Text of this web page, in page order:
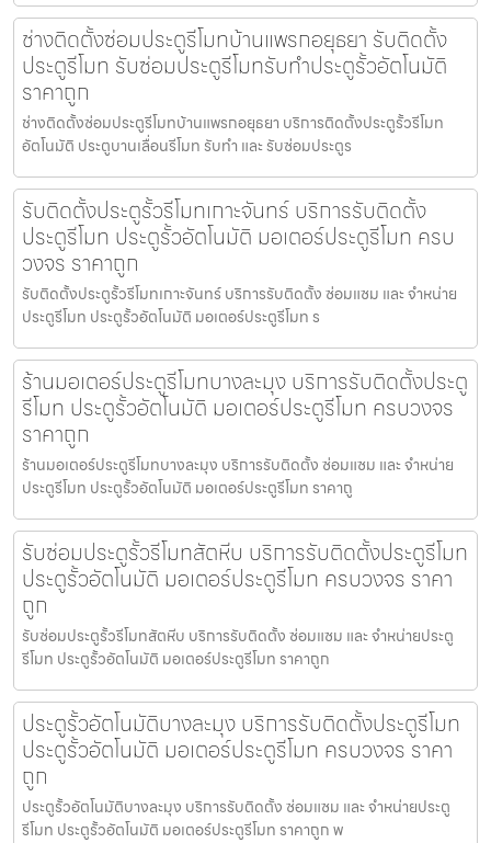
ช่างติดตั้งซ่อมประตูรีโมทบ้านแพรกอยุธยา รับติดตั้ง
ประตูรีโมท รับซ่อมประตูรีโมทรับทำประตูรั้วอัตโนมัติ
ราคาถูก
ช่างติดตั้งซ่อมประตูรีโมทบ้านแพรกอยุธยา บริการติดตั้งประตูรั้วรีโมท
อัตโนมัติ ประตูบานเลื่อนรีโมท รับทำ และ รับซ่อมประตูร
รับติดตั้งประตูรั้วรีโมทเกาะจันทร์ บริการรับติดตั้ง
ประตูรีโมท ประตูรั้วอัตโนมัติ มอเตอร์ประตูรีโมท ครบ
วงจร ราคาถูก
รับติดตั้งประตูรั้วรีโมทเกาะจันทร์ บริการรับติดตั้ง ซ่อมแซม และ จำหน่าย
ประตูรีโมท ประตูรั้วอัตโนมัติ มอเตอร์ประตูรีโมท ร
ร้านมอเตอร์ประตูรีโมทบางละมุง บริการรับติดตั้งประตู
รีโมท ประตูรั้วอัตโนมัติ มอเตอร์ประตูรีโมท ครบวงจร
ราคาถูก
ร้านมอเตอร์ประตูรีโมทบางละมุง บริการรับติดตั้ง ซ่อมแซม และ จำหน่าย
ประตูรีโมท ประตูรั้วอัตโนมัติ มอเตอร์ประตูรีโมท ราคาถู
รับซ่อมประตูรั้วรีโมทสัตหีบ บริการรับติดตั้งประตูรีโมท
ประตูรั้วอัตโนมัติ มอเตอร์ประตูรีโมท ครบวงจร ราคา
ถูก
รับซ่อมประตูรั้วรีโมทสัตหีบ บริการรับติดตั้ง ซ่อมแซม และ จำหน่ายประตู
รีโมท ประตูรั้วอัตโนมัติ มอเตอร์ประตูรีโมท ราคาถูก
ประตูรั้วอัตโนมัติบางละมุง บริการรับติดตั้งประตูรีโมท
ประตูรั้วอัตโนมัติ มอเตอร์ประตูรีโมท ครบวงจร ราคา
ถูก
ประตูรั้วอัตโนมัติบางละมุง บริการรับติดตั้ง ซ่อมแซม และ จำหน่ายประตู
รีโมท ประตูรั้วอัตโนมัติ มอเตอร์ประตูรีโมท ราคาถูก พ